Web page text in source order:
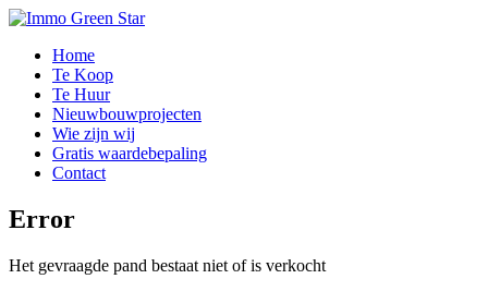
Home
Te Koop
Te Huur
Nieuwbouwprojecten
Wie zijn wij
Gratis waardebepaling
Contact
Error
Het gevraagde pand bestaat niet of is verkocht